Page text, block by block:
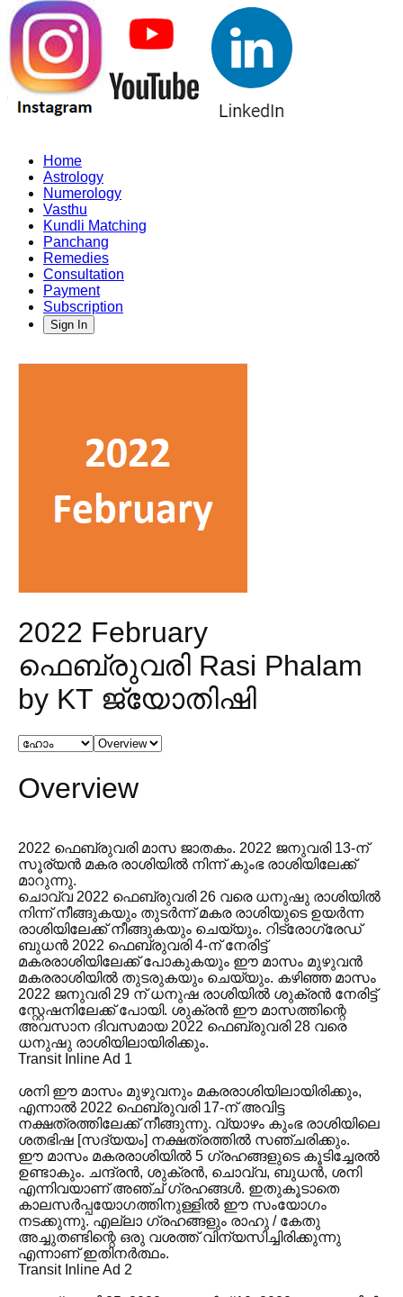
Home
Astrology
Numerology
Vasthu
Kundli Matching
Panchang
Remedies
Consultation
Payment
Subscription
Sign In
2022 February
ഫെബ്രുവരി Rasi Phalam
by KT ജ്യോതിഷി
Overview
2022 ഫെബ്രുവരി മാസ ജാതകം. 2022 ജനുവരി 13-ന്
സൂര്യൻ മകര രാശിയിൽ നിന്ന് കുംഭ രാശിയിലേക്ക്
മാറുന്നു.
ചൊവ്വ 2022 ഫെബ്രുവരി 26 വരെ ധനുഷു രാശിയിൽ
നിന്ന് നീങ്ങുകയും തുടർന്ന് മകര രാശിയുടെ ഉയർന്ന
രാശിയിലേക്ക് നീങ്ങുകയും ചെയ്യും. റിട്രോഗ്രേഡ്
ബുധൻ 2022 ഫെബ്രുവരി 4-ന് നേരിട്ട്
മകരരാശിയിലേക്ക് പോകുകയും ഈ മാസം മുഴുവൻ
മകരരാശിയിൽ തുടരുകയും ചെയ്യും. കഴിഞ്ഞ മാസം
2022 ജനുവരി 29 ന് ധനുഷ രാശിയിൽ ശുക്രൻ നേരിട്ട്
സ്റ്റേഷനിലേക്ക് പോയി. ശുക്രൻ ഈ മാസത്തിന്റെ
അവസാന ദിവസമായ 2022 ഫെബ്രുവരി 28 വരെ
ധനുഷു രാശിയിലായിരിക്കും.
Transit Inline Ad 1
ശനി ഈ മാസം മുഴുവനും മകരരാശിയിലായിരിക്കും,
എന്നാൽ 2022 ഫെബ്രുവരി 17-ന് അവിട്ട
നക്ഷത്രത്തിലേക്ക് നീങ്ങുന്നു. വ്യാഴം കുംഭ രാശിയിലെ
ശതഭിഷ [സദ്യയം] നക്ഷത്രത്തിൽ സഞ്ചരിക്കും.
ഈ മാസം മകരരാശിയിൽ 5 ഗ്രഹങ്ങളുടെ കൂടിച്ചേരൽ
ഉണ്ടാകും. ചന്ദ്രൻ, ശുക്രൻ, ചൊവ്വ, ബുധൻ, ശനി
എന്നിവയാണ് അഞ്ച് ഗ്രഹങ്ങൾ. ഇതുകൂടാതെ
കാലസർപ്പയോഗത്തിനുള്ളിൽ ഈ സംയോഗം
നടക്കുന്നു. എല്ലാ ഗ്രഹങ്ങളും രാഹു / കേതു
അച്ചുതണ്ടിന്റെ ഒരു വശത്ത് വിന്യസിച്ചിരിക്കുന്നു
എന്നാണ് ഇതിനർത്ഥം.
Transit Inline Ad 2